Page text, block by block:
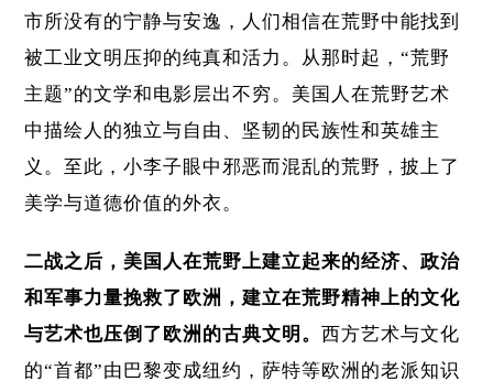
市所没有的宁静与安逸，人们相信在荒野中能找到
被工业文明压抑的纯真和活力。从那时起，“荒野
主题”的文学和电影层出不穷。美国人在荒野艺术
中描绘人的独立与自由、坚韧的民族性和英雄主
义。至此，小李子眼中邪恶而混乱的荒野，披上了
美学与道德价值的外衣。
二战之后，美国人在荒野上建立起来的经济、政治
和军事力量挽救了欧洲，建立在荒野精神上的文化
与艺术也压倒了欧洲的古典文明。西方艺术与文化
的“首都”由巴黎变成纽约，萨特等欧洲的老派知识